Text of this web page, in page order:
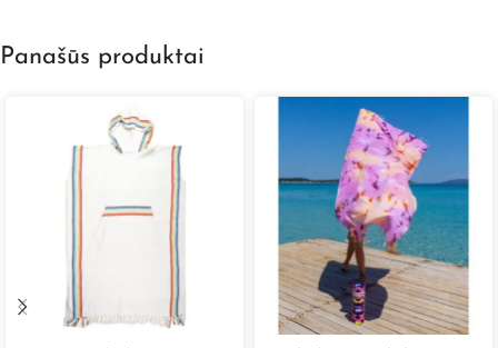
Panašūs produktai